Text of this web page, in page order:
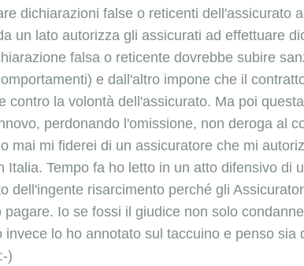
dichiarazioni false o reticenti dell'assicurato
un lato autorizza gli assicurati ad effettuare
falsa o reticente dovrebbe subire
e dall'altro impone che il
la volontà dell'assicurato. Ma poi
perdonando l'omissione, non deroga al
mai mi fiderei di un assicuratore che mi
Tempo fa ho letto in un atto difensivo di
dell'ingente risarcimento perché gli
Io se fossi il giudice non solo
lo ho annotato sul taccuino e penso
)